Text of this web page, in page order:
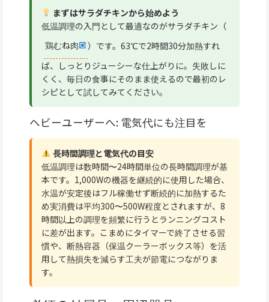
まずはサラダチキンから始めよう
低温調理の入門として最適なのがサラダチキン（
鶏むね肉
）です。63℃で2時間30分加熱すれ
ば、しっとりジューシーな仕上がりに。失敗しに
くく、毎日の食事にそのまま使えるので最初のレ
シピとして試してみてください。
ヘビーユーザーへ: 電気代にも注目を
長時間調理と電気代の目安
低温調理は数時間〜24時間単位の長時間調理が基
本です。1,000Wの機器を継続的に使用した場合、
水温が安定後はフル稼働せず断続的に加熱するた
め実消費は平均300〜500W程度とされますが、8
時間以上の調理を頻繁に行うとランニングコスト
に差が出ます。こまめにタイマーで終了させる習
慣や、断熱容器（保温クーラーボックス等）を活
用して熱損失を減らす工夫が節電につながりま
す。